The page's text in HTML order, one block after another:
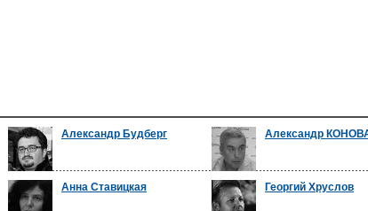
Александр Будберг Александр
Анна Ставицкая Георгий Хруслов